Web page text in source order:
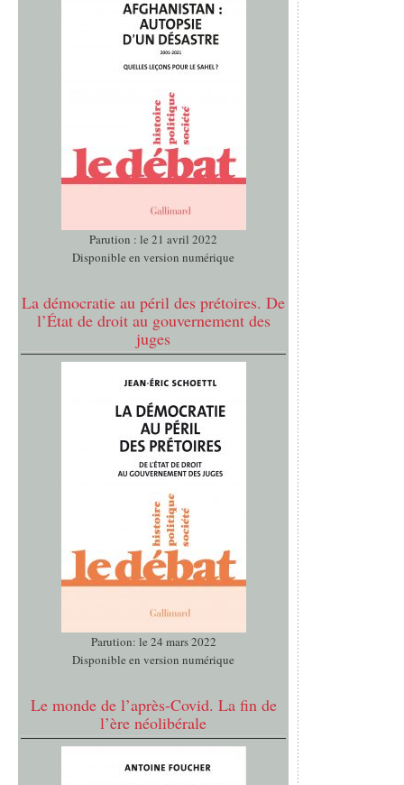
Parution : le 21 avril 2022
Disponible en version numérique
La démocratie au péril des prétoires. De
l’État de droit au gouvernement des
juges
Parution: le 24 mars 2022
Disponible en version numérique
Le monde de l’après-Covid. La fin de
l’ère néolibérale